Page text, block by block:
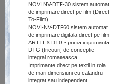
NOVI NV-DTF-30 sistem automat
de imprimare direct pe film (Direct-
To-Film)
NOVI-NV-DTF60 sistem automat
de imprimare digitala direct pe film
ARTTEX DTG - prima imprimanta
DTG (tricouri) de conceptie
integral romaneasca
Imprimante direct pe textil in rola
de mari dimensiuni cu calandru
integrat sau independent